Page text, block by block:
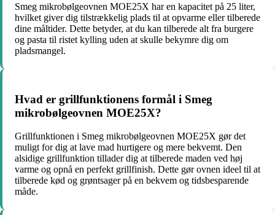
Smeg mikrobølgeovnen MOE25X har en kapacitet på 25 liter,
hvilket giver dig tilstrækkelig plads til at opvarme eller tilberede
dine måltider. Dette betyder, at du kan tilberede alt fra burgere
og pasta til ristet kylling uden at skulle bekymre dig om
pladsmangel.
Hvad er grillfunktionens formål i Smeg
mikrobølgeovnen MOE25X?
Grillfunktionen i Smeg mikrobølgeovnen MOE25X gør det
muligt for dig at lave mad hurtigere og mere bekvemt. Den
alsidige grillfunktion tillader dig at tilberede maden ved høj
varme og opnå en perfekt grillfinish. Dette gør ovnen ideel til at
tilberede kød og grøntsager på en bekvem og tidsbesparende
måde.